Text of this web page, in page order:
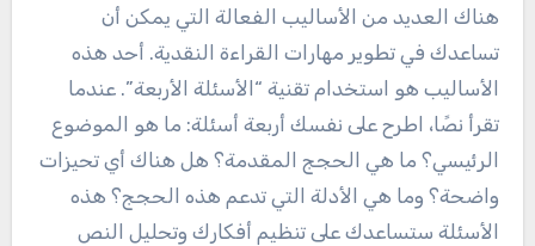
هناك العديد من الأساليب الفعالة التي يمكن أن
تساعدك في تطوير مهارات القراءة النقدية. أحد هذه
الأساليب هو استخدام تقنية “الأسئلة الأربعة”. عندما
تقرأ نصًا، اطرح على نفسك أربعة أسئلة: ما هو الموضوع
الرئيسي؟ ما هي الحجج المقدمة؟ هل هناك أي تحيزات
واضحة؟ وما هي الأدلة التي تدعم هذه الحجج؟ هذه
الأسئلة ستساعدك على تنظيم أفكارك وتحليل النص